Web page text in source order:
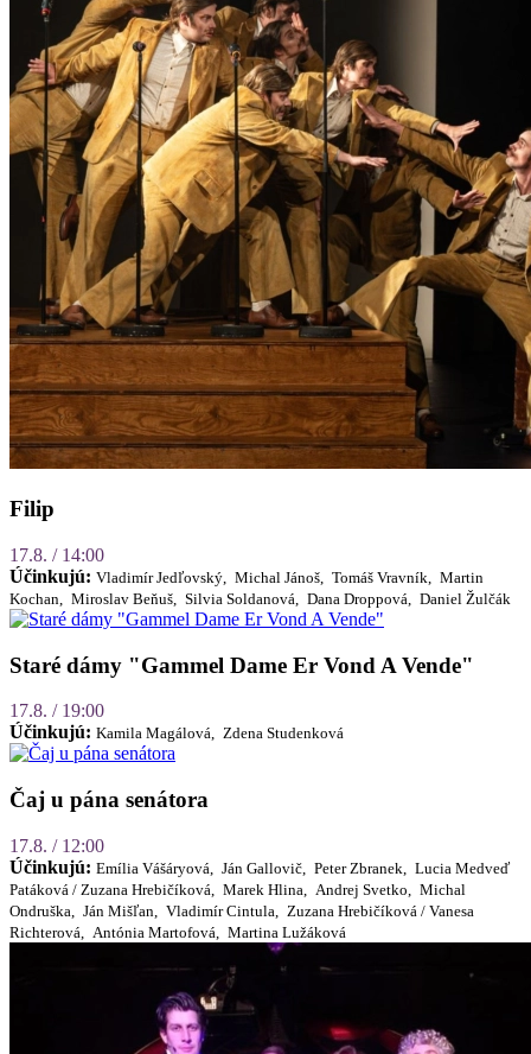
Filip
17.8. / 14:00
Účinkujú: Vladimír Jedľovský, Michal Jánoš, Tomáš Vravník,
Martin
Kochan,
Miroslav Beňuš, Silvia Soldanová, Dana Droppová, Daniel Žulčák
Staré dámy "Gammel Dame Er Vond A Vende"
17.8. / 19:00
Účinkujú: Kamila Magálová, Zdena Studenková
Čaj u pána senátora
17.8. / 12:00
Účinkujú: Emília Vášáryová, Ján Gallovič, Peter Zbranek,
Lucia Medveď
Patáková / Zuzana Hrebičíková,
Marek Hlina, Andrej Svetko,
Michal
Ondruška,
Ján Mišľan, Vladimír Cintula,
Zuzana Hrebičíková / Vanesa
Richterová,
Antónia Martofová, Martina Lužáková